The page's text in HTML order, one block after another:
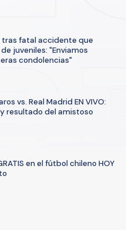
fatal accidente que
juveniles: "Enviamos
condolencias"
vs. Real Madrid EN VIVO:
y resultado del amistoso
en el fútbol chileno HOY